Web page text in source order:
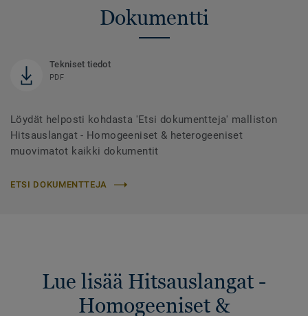
Dokumentti
Tekniset tiedot
PDF
Löydät helposti kohdasta 'Etsi dokumentteja' malliston
Hitsauslangat - Homogeeniset & heterogeeniset
muovimatot kaikki dokumentit
ETSI DOKUMENTTEJA
Lue lisää Hitsauslangat -
Homogeeniset &